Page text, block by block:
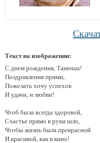
Текст на изображении:
С днем рождения, Танюша!
Поздравления прими,
Пожелать хочу успехов
И удачи, и любви!
Чтоб была всегда здоровой,
Счастье прямо в руки шло,
Чтобы жизнь была прекрасной
И красивой, как в кино!